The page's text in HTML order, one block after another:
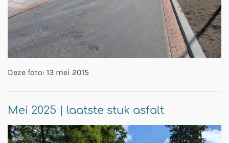
Deze foto: 13 mei 2015
Mei 2025 | laatste stuk asfalt